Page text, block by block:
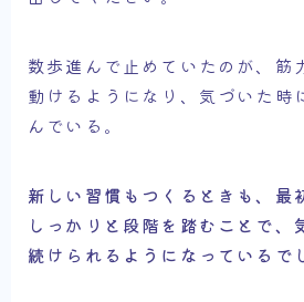
数歩進んで止めていたのが、筋
動けるようになり、気づいた時
んでいる。
新しい習慣もつくるときも、最
しっかりと段階を踏むことで、
続けられるようになっているで